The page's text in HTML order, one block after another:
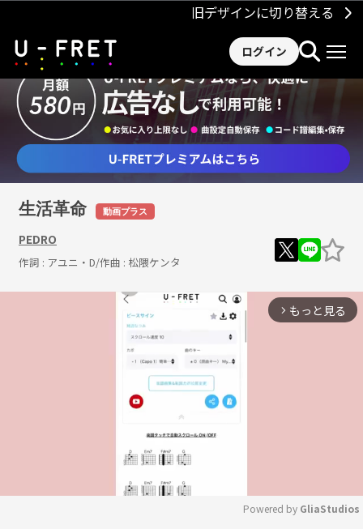
旧デザインに切り替える
ログイン
生活革命 動画プラス
PEDRO
作詞 : アユニ・D/作曲 : 松隈ケンタ
arrow_forward_ios もっと見る
Powered by GliaStudios